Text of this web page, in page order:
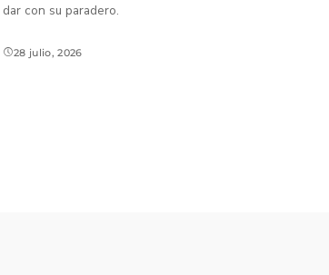
dar con su paradero.
28 julio, 2026